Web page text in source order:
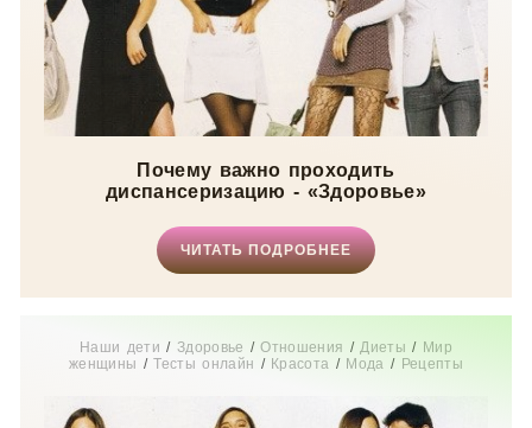
Почему важно проходить
диспансеризацию - «Здоровье»
ЧИТАТЬ ПОДРОБНЕЕ
Наши дети / Здоровье /Отношения /Диеты / Мир
женщины /Тесты онлайн / Красота / Мода / Рецепты